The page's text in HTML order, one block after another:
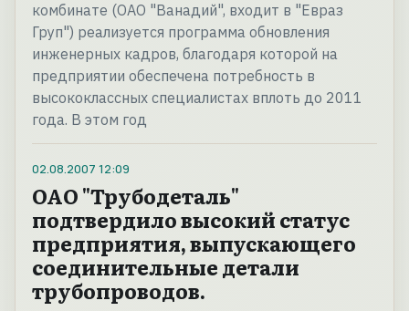
комбинате (ОАО "Ванадий", входит в "Евраз
Груп") реализуется программа обновления
инженерных кадров, благодаря которой на
предприятии обеспечена потребность в
высококлассных специалистах вплоть до 2011
года. В этом год
02.08.2007 12:09
ОАО "Трубодеталь"
подтвердило высокий статус
предприятия, выпускающего
соединительные детали
трубопроводов.